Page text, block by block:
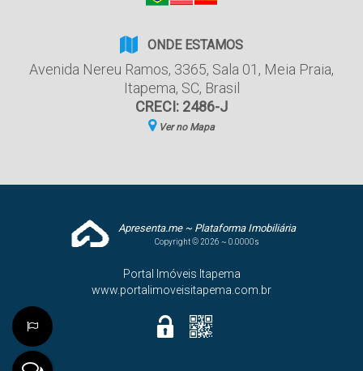
ONDE ESTAMOS
Avenida Nereu Ramos, 3365, Sala 01 , Meia Praia,
Itapema, SC, Brasil
CRECI: 2486-J
Ver no Mapa
Apresenta.me ~ Plataforma Imobiliária
Copyright © 2026 ~ 0.0000s
Portal Imóveis Itapema
www.portalimoveisitapema.com.br